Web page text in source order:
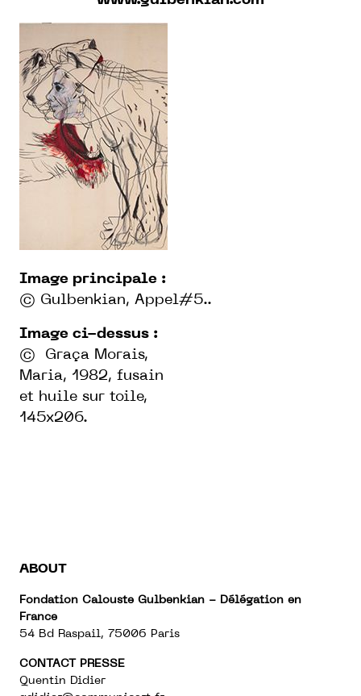
Image principale :
© Gulbenkian, Appel#5..
Image ci-dessus :
© Graça Morais,
Maria, 1982, fusain
et huile sur toile,
145x206.
ABOUT
Fondation Calouste Gulbenkian - Délégation en
France
54 Bd Raspail, 75006 Paris
CONTACT PRESSE
Quentin Didier